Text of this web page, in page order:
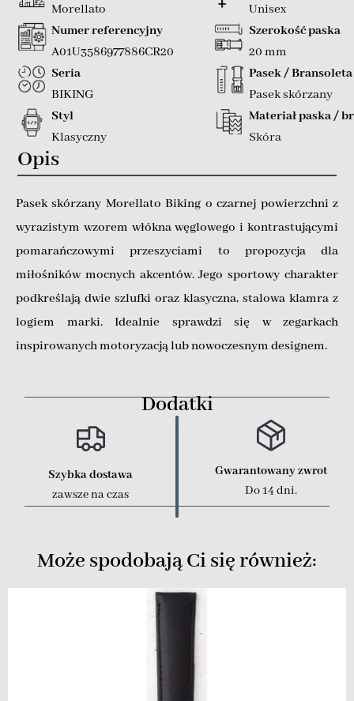
Morellato
Numer referencyjny
A01U3586977886CR20
Seria
BIKING
Styl
Klasyczny
Unisex
Szerokość paska
20 mm
Pasek / Bransoleta
Pasek skórzany
Materiał paska /
Skóra
Opis
Pasek skórzany Morellato Biking o czarnej powierzchni z
wyrazistym wzorem włókna węglowego i kontrastującymi
pomarańczowymi przeszyciami to propozycja dla
miłośników mocnych akcentów. Jego sportowy charakter
podkreślają dwie szlufki oraz klasyczna, stalowa klamra z
logiem marki. Idealnie sprawdzi się w zegarkach
inspirowanych motoryzacją lub nowoczesnym designem.
Dodatki
Szybka dostawa
zawsze na czas
Gwarantowany zwrot
Do 14 dni.
Może spodobają Ci się również: